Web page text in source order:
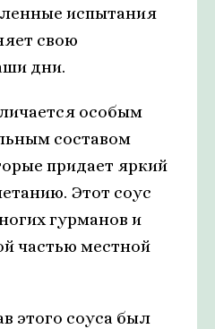
испытания
свою
дни.
особым
составом
придает яркий
Этот соус
гурманов и
частью местной
этого соуса был